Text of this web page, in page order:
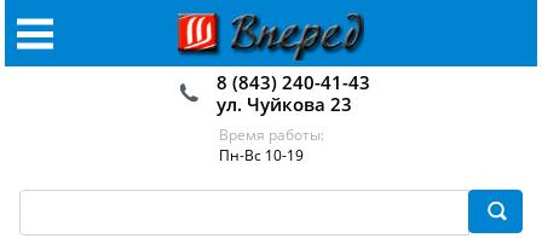
8 (843) 240-41-43
ул. Чуйкова 23
Время работы:
Пн-Вс 10-19